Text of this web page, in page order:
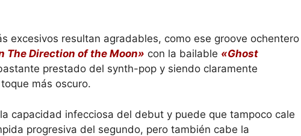
excesivos resultan agradables, como ese groove ochentero
The Direction of the Moon» con la bailable «Ghost
prestado del synth-pop y siendo claramente
más oscuro.
capacidad infecciosa del debut y puede que tampoco cale
progresiva del segundo, pero también cabe la